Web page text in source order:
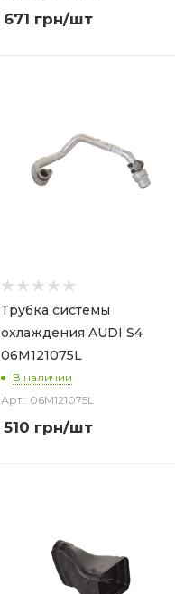
671 грн/шт
Трубка системы
охлаждения AUDI S4
06M121075L
В наличии
Арт.: 06M121075L
510 грн/шт